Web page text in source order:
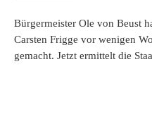
Bürgermeister Ole von Beust
Carsten Frigge vor wenigen
gemacht. Jetzt ermittelt die